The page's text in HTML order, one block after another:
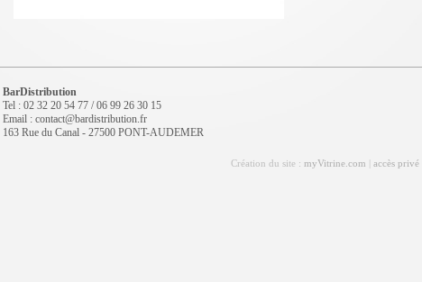
BarDistribution
Tel : 02 32 20 54 77 / 06 99 26 30 15
Email : contact@bardistribution.fr
163 Rue du Canal - 27500 PONT-AUDEMER
Création du site : myVitrine.com accès privé